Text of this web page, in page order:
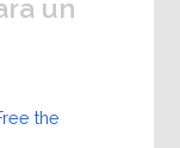
un
the